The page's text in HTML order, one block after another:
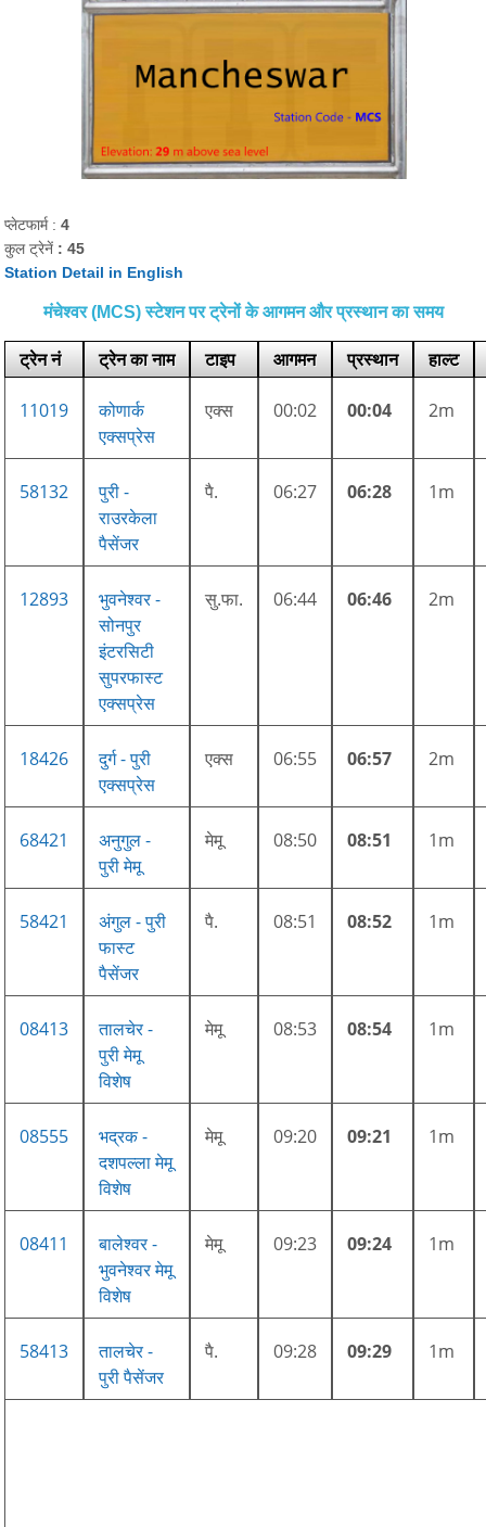
प्लेटफार्म :4
कुल ट्रेनें : 45
Station Detail in English
मंचेश्वर (MCS) स्टेशन पर ट्रेनों के आगमन और प्रस्थान का समय
ट्रेन नं ट्रेन का नाम टाइप आगमन प्रस्थान हाल्ट
11019
कोणार्क
एक्सप्रेस
एक्स 00:02 00:04 2m
58132
पुरी -
राउरकेला
पैसेंजर
पै. 06:27 06:28 1m
12893
भुवनेश्वर -
सोनपुर
इंटरसिटी
सुपरफास्ट
एक्सप्रेस
सु.फा. 06:44 06:46 2m
18426
दुर्ग - पुरी
एक्सप्रेस
एक्स 06:55 06:57 2m
68421
अनुगुल -
पुरी मेमू
मेमू 08:50 08:51 1m
58421
अंगुल - पुरी
फास्ट
पैसेंजर
पै. 08:51 08:52 1m
08413
तालचेर -
पुरी मेमू
विशेष
मेमू 08:53 08:54 1m
08555
भद्रक -
दशपल्ला मेमू
विशेष
मेमू 09:20 09:21 1m
08411
बालेश्वर -
भुवनेश्वर मेमू
विशेष
मेमू 09:23 09:24 1m
58413
तालचेर -
पुरी पैसेंजर
पै. 09:28 09:29 1m